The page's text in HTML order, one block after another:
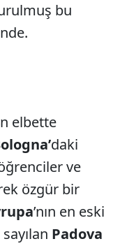
bu
elbette
daki
ve
özgür bir
’nın en eski
Padova